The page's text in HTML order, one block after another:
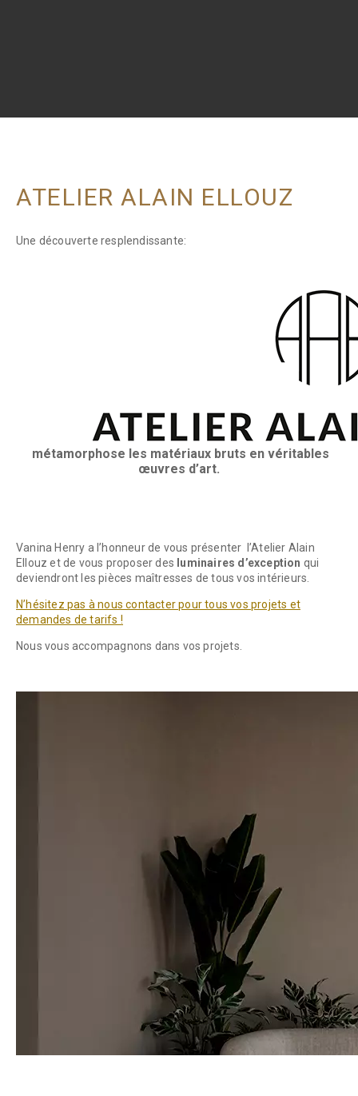
ATELIER ALAIN ELLOUZ
Une découverte resplendissante:
métamorphose les matériaux bruts en véritables
œuvres d’art.
Vanina Henry a l’honneur de vous présenter l’Atelier Alain
Ellouz et de vous proposer des luminaires d’exception qui
deviendront les pièces maîtresses de tous vos intérieurs.
N’hésitez pas à nous contacter pour tous vos projets et
demandes de tarifs !
Nous vous accompagnons dans vos projets.